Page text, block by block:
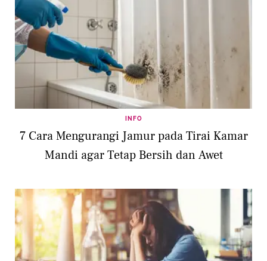
INFO
7 Cara Mengurangi Jamur pada Tirai Kamar
Mandi agar Tetap Bersih dan Awet